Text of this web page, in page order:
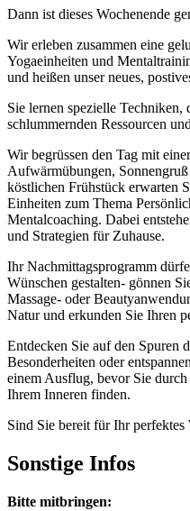
Dann ist dieses Wochenende
Wir erleben zusammen eine
Yogaeinheiten und
und heißen unser neues,
Sie lernen spezielle
schlummernden Ressourcen
Wir begrüssen den Tag mit
Aufwärmübungen,
köstlichen Frühstück erwarten
Einheiten zum Thema
Mentalcoaching. Dabei
und Strategien für Zuhause.
Ihr Nachmittagsprogramm
Wünschen gestalten- gönnen
Massage- oder
Natur und erkunden Sie Ihren
Entdecken Sie auf den Spuren
Besonderheiten oder
einem Ausflug, bevor Sie
Ihrem Inneren finden.
Sind Sie bereit für Ihr perfektes
Sonstige Infos
Bitte mitbringen: